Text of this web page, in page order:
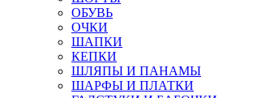
ОБУВЬ
ОЧКИ
ШАПКИ
КЕПКИ
ШЛЯПЫ И ПАНАМЫ
ШАРФЫ И ПЛАТКИ